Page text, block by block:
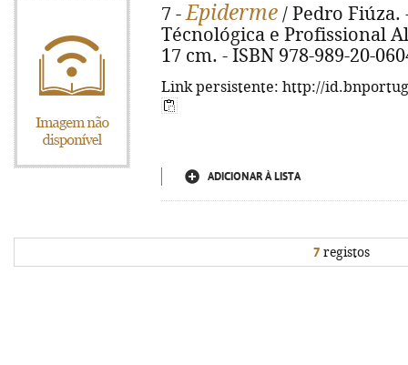
7 -Epiderme / Pedro Fiúza.
Técnológica e Profissional
17 cm. - ISBN 978-989-20-
Link persistente: http://
ADICIONAR À LISTA
7 registos